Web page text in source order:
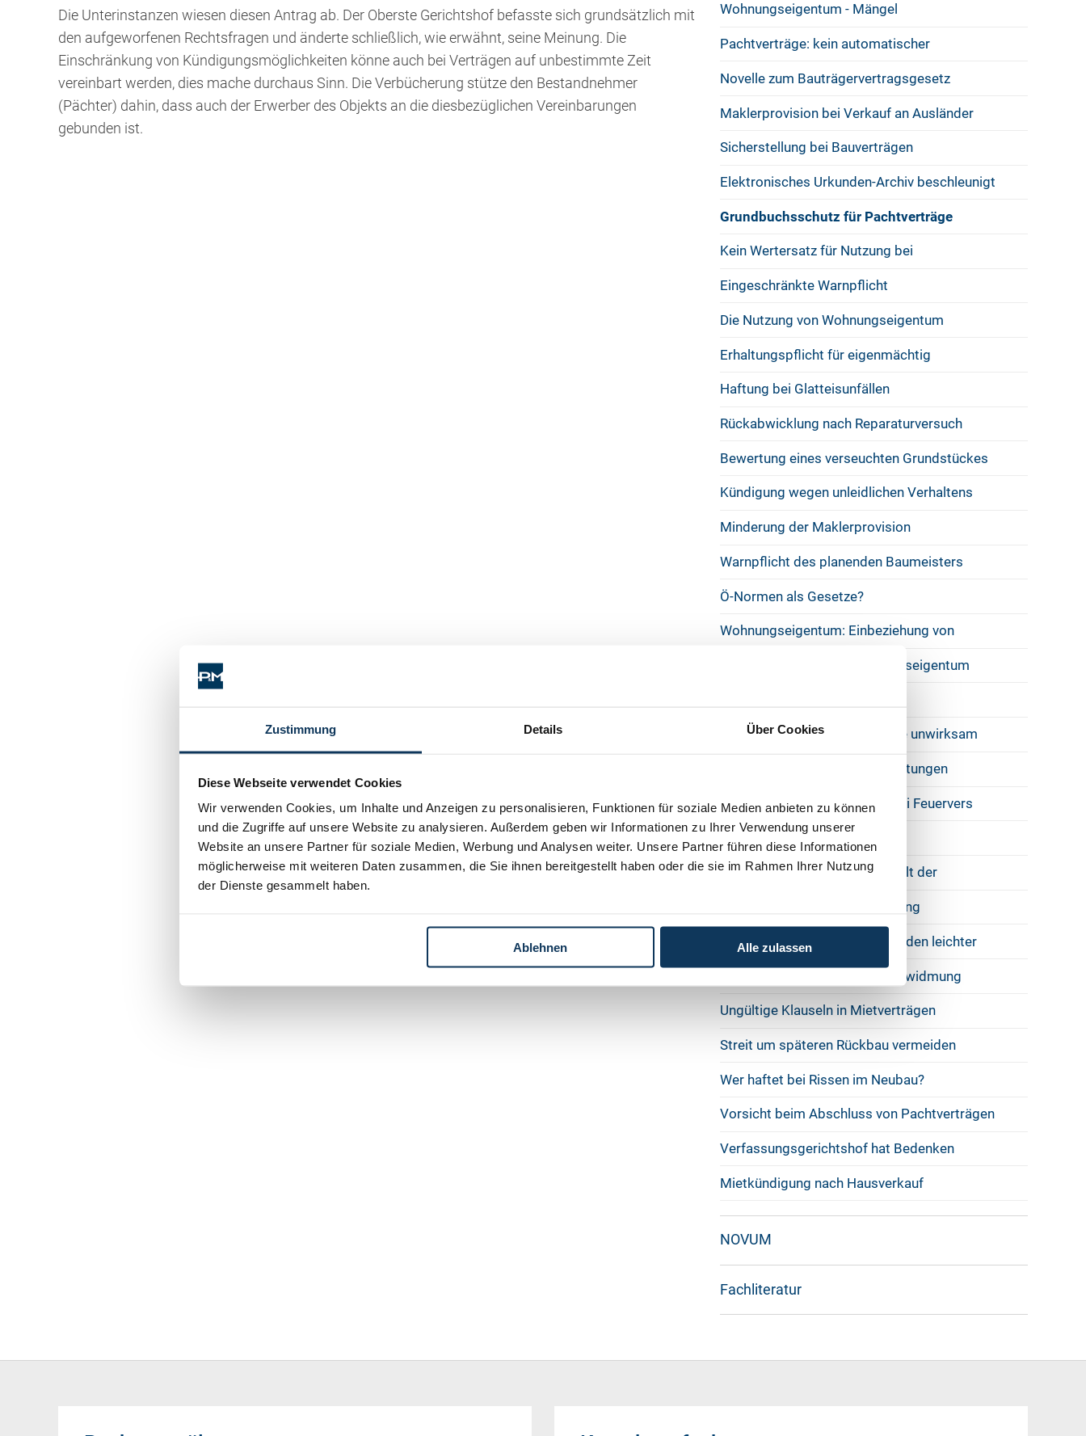
Zustimmung Details Über Cookies
Diese Webseite verwendet Cookies
Wir verwenden Cookies, um Inhalte und Anzeigen zu personalisieren, Funktionen für soziale Medien anbieten zu können
und die Zugriffe auf unsere Website zu analysieren. Außerdem geben wir Informationen zu Ihrer Verwendung unserer
Website an unsere Partner für soziale Medien, Werbung und Analysen weiter. Unsere Partner führen diese Informationen
möglicherweise mit weiteren Daten zusammen, die Sie ihnen bereitgestellt haben oder die sie im Rahmen Ihrer Nutzung
der Dienste gesammelt haben.
Ablehnen Alle zulassen
Die Unterinstanzen wiesen diesen Antrag ab. Der Oberste Gerichtshof befasste sich grundsätzlich mit
den aufgeworfenen Rechtsfragen und änderte schließlich, wie erwähnt, seine Meinung. Die
Einschränkung von Kündigungsmöglichkeiten könne auch bei Verträgen auf unbestimmte Zeit
vereinbart werden, dies mache durchaus Sinn. Die Verbücherung stütze den Bestandnehmer
(Pächter) dahin, dass auch der Erwerber des Objekts an die diesbezüglichen Vereinbarungen
gebunden ist.
Wohnungseigentum - Mängel
Pachtverträge: kein automatischer
Novelle zum Bauträgervertragsgesetz
Maklerprovision bei Verkauf an Ausländer
Sicherstellung bei Bauverträgen
Elektronisches Urkunden-Archiv beschleunigt
Grundbuchsschutz für Pachtverträge
Kein Wertersatz für Nutzung bei
Eingeschränkte Warnpflicht
Die Nutzung von Wohnungseigentum
Erhaltungspflicht für eigenmächtig
Haftung bei Glatteisunfällen
Rückabwicklung nach Reparaturversuch
Bewertung eines verseuchten Grundstückes
Kündigung wegen unleidlichen Verhaltens
Minderung der Maklerprovision
Warnpflicht des planenden Baumeisters
Ö-Normen als Gesetze?
Wohnungseigentum: Einbeziehung von
Umlaufbeschluss im Wohnungseigentum
Juristendeutsch kann Verträge unwirksam
Senkungsrisse durch Aufschüttungen
Wiederherstellungsklauseln bei Feuervers
Landwirtschaft als GesbR
Zieht der Hauptmieter aus, zahlt der
OGH: Nässeschäden in Wohnung
Eigenbedarfskündigungen werden leichter
Eine Wohnung darf nur mit Umwidmung
Ungültige Klauseln in Mietverträgen
Streit um späteren Rückbau vermeiden
Wer haftet bei Rissen im Neubau?
Vorsicht beim Abschluss von Pachtverträgen
Verfassungsgerichtshof hat Bedenken
Mietkündigung nach Hausverkauf
NOVUM
Fachliteratur